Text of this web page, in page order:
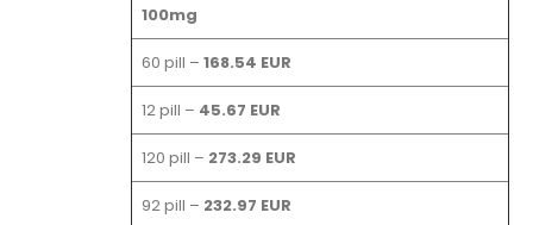
100mg
60 pill – 168.54 EUR
12 pill – 45.67 EUR
120 pill – 273.29 EUR
92 pill – 232.97 EUR